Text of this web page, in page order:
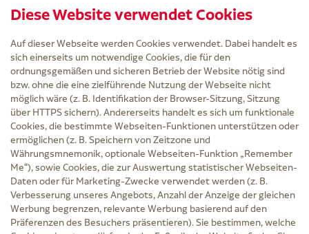
Kintex Kinesiologie Tape blau
Service
Versand und Lieferzeit
Kontakt
FAQ
AGB
Cookie-Einstellungen
Datenschutz
Erklärung zur Barrierefreiheit
Widerruf
Impressum
Diese Website verwendet Cookies
Auf dieser Webseite werden Cookies verwendet. Dabei handelt es
sich einerseits um notwendige Cookies, die für den
ordnungsgemäßen und sicheren Betrieb der Website nötig sind
bzw. ohne die eine zielführende Nutzung der Webseite nicht
möglich wäre (z. B. Identifikation der Browser-Sitzung, Sitzung
über HTTPS sichern). Andererseits handelt es sich um funktionale
Cookies, die bestimmte Webseiten-Funktionen unterstützen oder
ermöglichen (z. B. Speichern von Zeitzone und
Währungsmnemonik, optionale Webseiten-Funktion „Remember
Me“), sowie Cookies, die zur Auswertung statistischer Webseiten-
Daten oder für Marketing-Zwecke verwendet werden (z. B.
Verbesserung unseres Angebots, Anzahl der Anzeige der gleichen
Werbung begrenzen, relevante Werbung basierend auf den
Präferenzen des Besuchers präsentieren). Sie bestimmen, welche